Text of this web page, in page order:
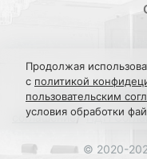
© 2020-
Политика
соглашение/ПДН
Продолжая
с политикой
пользовательским
условия обработки